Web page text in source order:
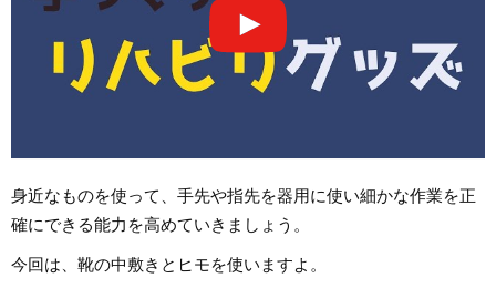
身近なものを使って、手先や指先を器用に使い細かな作業を正
確にできる能力を高めていきましょう。
今回は、靴の中敷きとヒモを使いますよ。